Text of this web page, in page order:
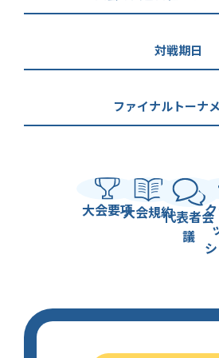
対戦期日
ファイナルトーナ
大会要項大会規約代表者会
議